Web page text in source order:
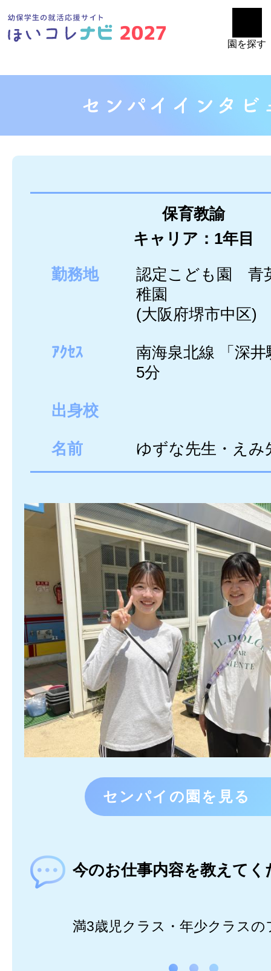
園を探す
保育教諭
キャリア：1年目
勤務地
認定こども園 青
稚園
(大阪府堺市中区)
ｱｸｾｽ
南海泉北線 「深井
5分
出身校
名前 ゆずな先生・えみ
センパイの園を見る
今のお仕事内容を教えてく
満3歳児クラス・年少クラスの